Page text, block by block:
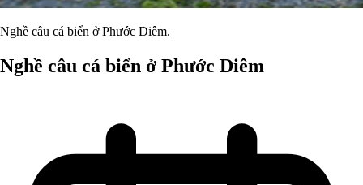
Nghề câu cá biển ở Phước Diêm.
Nghề câu cá biển ở Phước Diêm